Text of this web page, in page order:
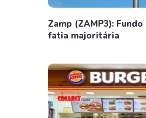
Zamp (ZAMP3):
fatia majoritária